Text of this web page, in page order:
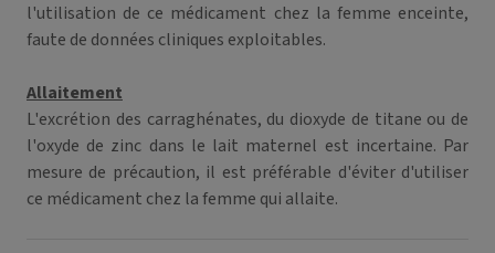
l'utilisation de ce médicament chez la femme enceinte,
faute de données cliniques exploitables.
Allaitement
L'excrétion des carraghénates, du dioxyde de titane ou de
l'oxyde de zinc dans le lait maternel est incertaine. Par
mesure de précaution, il est préférable d'éviter d'utiliser
ce médicament chez la femme qui allaite.